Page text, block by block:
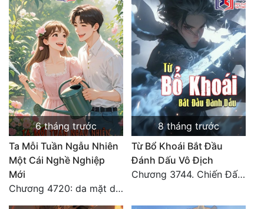
Sắc
Sủng
Thanh Xuân
Tiên Hiệp
Tiểu Thuyết
Trinh Thám
Triều Đấu
Trùng Sinh
6 tháng trước
Ta Mỗi Tuần Ngẫu Nhiên
Một Cái Nghề Nghiệp
Mới
Chương 4720: da mặt dày
8 tháng trước
Từ Bổ Khoái Bắt Đầu
Đánh Dấu Vô Địch
Chương 3744. Chiến Đấu nghiền ép, Cực Thiên Chỉ Chủ (Đại Kết Cục)